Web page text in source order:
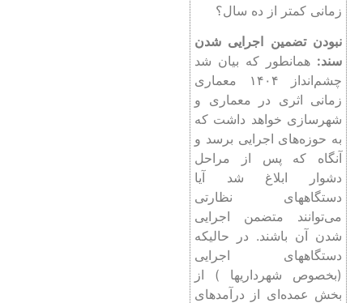
زمانی کمتر از ده سال؟
نبودن تضمین اجرایی شدن
سند: همانطور که بیان شد
چشم‌انداز ۱۴۰۴ معماری
زمانی اثری در معماری و
شهرسازی خواهد داشت که
به حوزه‌های اجرایی برسد و
آنگاه که پس از مراحل
دشوار ابلاغ شد آیا
دستگاههای نظارتی
می‌توانند متضمن اجرایی
شدن آن باشند. در حالیکه
دستگاههای اجرایی
(بخصوص شهرداریها ) از
بخش عمده‌ای از درآمدهای